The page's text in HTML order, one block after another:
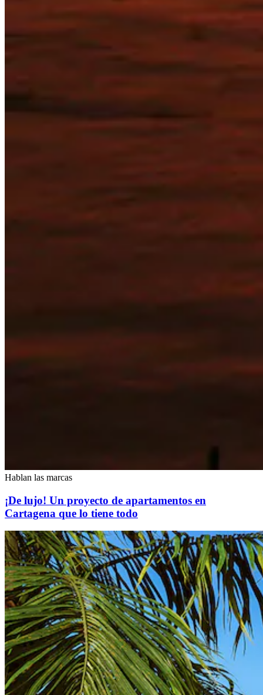
Hablan las marcas
¡De lujo! Un proyecto de apartamentos en
Cartagena que lo tiene todo